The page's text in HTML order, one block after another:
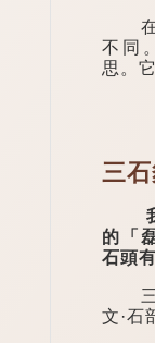
在
不同
思。
三
我
的「
石頭
三
文·石